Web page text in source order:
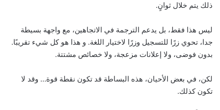
ذلك يتم خلال ثوانٍ.
ليس هذا فقط، بل يدعم الترجمة في الاتجاهين، مع واجهة بسيطة
جدا، تحوي زرًا للتسجيل وزرًا لاختيار اللغة. و هذا هو كل شيء تقريبًا.
بدون فوضى، ولا إعلانات مزعجة، ولا خصائص مشتتة.
لكن، في بعض الأحيان، هذه البساطة قد تكون نقطة قوة… وقد لا
تكون كذلك.